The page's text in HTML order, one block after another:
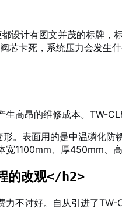
设计有图文并茂的标牌，
芯卡死，系统压力会发
高昂的维修成本。TW-
形。表面用的是中温磷化防
宽1100mm、厚450mm、
的改观</h2>
不讨好。自从引进了